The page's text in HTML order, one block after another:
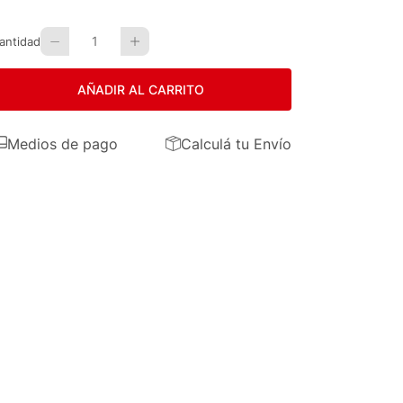
1
AÑADIR AL CARRITO
Medios de pago Calculá tu Envío